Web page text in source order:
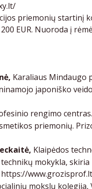
priemonių
EUR. Nuoroda į
Karaliaus Mindaugo
japoniško
rengimo centras.
priemonių.
Klaipėdos
mokykla,
https://
mokslų kolegija,